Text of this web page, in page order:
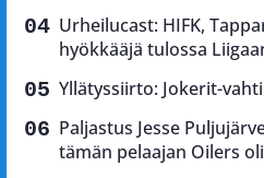
Urheilucast: HIFK,
hyökkääjä tulossa
Yllätyssiirto: Jokerit-
Paljastus Jesse
tämän pelaajan Oilers